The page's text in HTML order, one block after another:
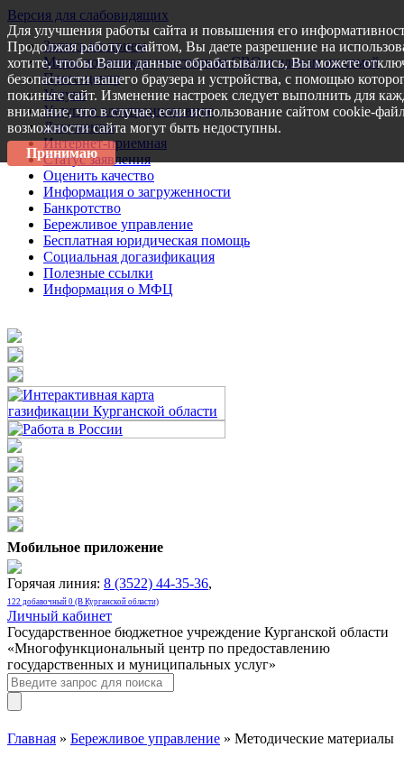
Версия для слабовидящих
Запись на прием
Меры поддержки участникам СВО и членам их семей
Пресс-центр
Услуги
Услуги в электронном виде
Документы
Интернет-приемная
Статус заявления
Оценить качество
Информация о загруженности
Банкротство
Бережливое управление
Бесплатная юридическая помощь
Социальная догазификация
Полезные ссылки
Информация о МФЦ
Мобильное приложение
Горячая линия: 8 (3522) 44-35-36,
122 добавочный 0 (В Курганской области)
Личный кабинет
Государственное бюджетное учреждение Курганской области
«Многофункциональный центр по предоставлению
государственных и муниципальных услуг»
Главная » Бережливое управление » Методические материалы
Для улучшения работы сайта и повышения его
Продолжая работу с сайтом, Вы даете разрешение на
хотите, чтобы Ваши данные обрабатывались, Вы можете
безопасности вашего браузера и устройства, с помощью
покиньте сайт. Изменение настроек следует выполнить для
внимание, что в случае, если использование сайтом cookie-
возможности сайта могут быть недоступны.
Принимаю